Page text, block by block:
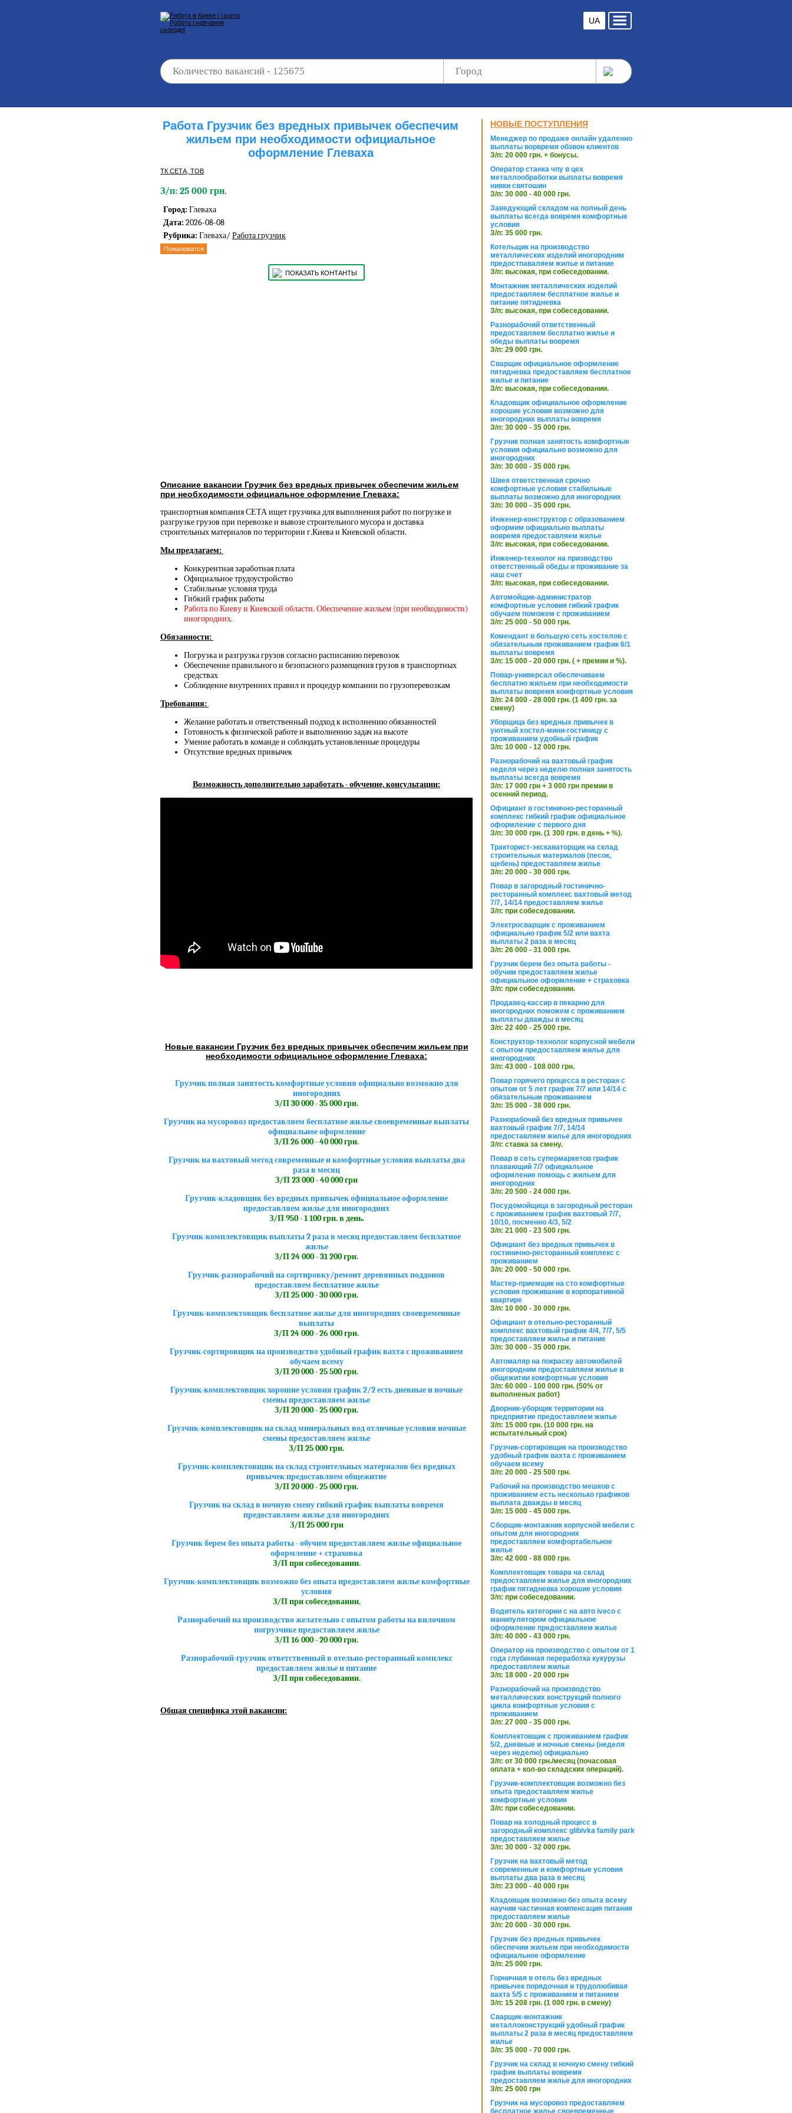
UA
Работа Грузчик без вредных привычек обеспечим
жильем при необходимости официальное
оформление Глеваха
ТК СЕТА, ТОВ
З/п: 25 000 грн.
Город: Глеваха
Дата: 2026-08-08
Рубрика: Глеваха/ Работа грузчик
Пожаловатся
ПОКАЗАТЬ КОНТАНТЫ
Описание вакансии Грузчик без вредных привычек обеспечим жильем
при необходимости официальное оформление Глеваха:
транспортная компания СЕТА ищет грузчика для выполнения работ по погрузке и
разгрузке грузов при перевозке и вывозе строительного мусора и доставка
строительных материалов по территории г.Киева и Киевской области.
Мы предлагаем:
Конкурентная заработная плата
Официальное трудоустройство
Стабильные условия труда
Гибкий график работы
Работа по Киеву и Киевской области. Обеспечение жильем (при необходимости)
иногородних.
Обязанности:
Погрузка и разгрузка грузов согласно расписанию перевозок
Обеспечение правильного и безопасного размещения грузов в транспортных
средствах
Соблюдение внутренних правил и процедур компании по грузоперевозкам
Требования:
Желание работать и ответственный подход к исполнению обязанностей
Готовность к физической работе и выполнению задач на высоте
Умение работать в команде и соблюдать установленные процедуры
Отсутствие вредных привычек
Возможность дополнительно заработать - обучение, консультации:
Новые вакансии Грузчик без вредных привычек обеспечим жильем при
необходимости официальное оформление Глеваха:
Грузчик полная занятость комфортные условия официально возможно для
иногородних
З/П 30 000 - 35 000 грн.
Грузчик на мусоровоз предоставляем бесплатное жилье своевременные выплаты
официальное оформление
З/П 26 000 - 40 000 грн.
Грузчик на вахтовый метод современные и комфортные условия выплаты два
раза в месяц
З/П 23 000 - 40 000 грн
Грузчик-кладовщик без вредных привычек официальное оформление
предоставляем жилье для иногородних
З/П 950 - 1 100 грн. в день.
Грузчик-комплектовщик выплаты 2 раза в месяц предоставляем бесплатное
жилье
З/П 24 000 - 31 200 грн.
Грузчик-разнорабочий на сортировку/ремонт деревянных поддонов
предоставляем бесплатное жилье
З/П 25 000 - 30 000 грн.
Грузчик-комплектовщик бесплатное жилье для иногородних своевременные
выплаты
З/П 24 000 - 26 000 грн.
Грузчик-сортировщик на производство удобный график вахта с проживанием
обучаем всему
З/П 20 000 - 25 500 грн.
Грузчик-комплектовщик хорошие условия график 2/2 есть дневные и ночные
смены предоставляем жилье
З/П 20 000 - 25 000 грн.
Грузчик-комплектовщик на склад минеральных вод отличные условия ночные
смены предоставляем жилье
З/П 25 000 грн.
Грузчик-комплектовщик на склад строительных материалов без вредных
привычек предоставляем общежитие
З/П 20 000 - 25 000 грн.
Грузчик на склад в ночную смену гибкий график выплаты вовремя
предоставляем жилье для иногородних
З/П 25 000 грн
Грузчик берем без опыта работы - обучим предоставляем жилье официальное
оформление + страховка
З/П при собеседовании.
Грузчик-комплектовщик возможно без опыта предоставляем жилье комфортные
условия
З/П при собеседовании.
Разнорабочий на производство желательно с опытом работы на вилочном
погрузчике предоставляем жилье
З/П 16 000 - 20 000 грн.
Разнорабочий-грузчик ответственный в отельно-ресторанный комплекс
предоставляем жилье и питание
З/П при собеседовании.
Общая специфика этой вакансии:
НОВЫЕ ПОСТУПЛЕНИЯ
Менеджер по продаже онлайн удаленно
выплаты ворвремя обзвон клиентов
З/п: 20 000 грн. + бонусы.
Оператор станка чпу в цех
металлообработки выплаты вовремя
нивки святошин
З/п: 30 000 - 40 000 грн.
Заведующий складом на полный день
выплаты всегда вовремя комфортные
условия
З/п: 35 000 грн.
Котельщик на производство
металлических изделий иногородним
предостпаваляем жилье и питание
З/п: высокая, при собеседовании.
Монтажник металлических изделий
предоставляем бесплатное жилье и
питание пятидневка
З/п: высокая, при собеседовании.
Разнорабочий ответственный
предоставляем бесплатно жилье и
обеды выплаты вовремя
З/п: 29 000 грн.
Сварщик официальное оформление
пятидневка предоставляем бесплатное
жилье и питание
З/п: высокая, при собеседовании.
Кладовщик официальное оформление
хорошие условия возможно для
иногородних выплаты вовремя
З/п: 30 000 - 35 000 грн.
Грузчик полная занятость комфортные
условия официально возможно для
иногородних
З/п: 30 000 - 35 000 грн.
Швея ответственная срочно
комфортные условия стабильные
выплаты возможно для иногородних
З/п: 30 000 - 35 000 грн.
Инженер-конструктор с образованием
оформим официально выплаты
вовремя предоставляем жилье
З/п: высокая, при собеседовании.
Инженер-технолог на призводство
ответственный обеды и проживание за
наш счет
З/п: высокая, при собеседовании.
Автомойщик-администратор
комфортные условия гибкий график
обучаем поможем с проживанием
З/п: 25 000 - 50 000 грн.
Комендант в большую сеть хостелов с
обязательным проживанием график 6/1
выплаты вовремя
З/п: 15 000 - 20 000 грн. ( + премии и %).
Повар-универсал обеспечиваем
бесплатно жильем при необходимости
выплаты вовремя комфортные условия
З/п: 24 000 - 28 000 грн. (1 400 грн. за
смену)
Уборщица без вредных привычек в
уютный хостел-мини-гостиницу с
проживанием удобный график
З/п: 10 000 - 12 000 грн.
Разнорабочий на вахтовый график
неделя через неделю полная занятость
выплаты всегда вовремя
З/п: 17 000 грн + 3 000 грн премии в
осенний период.
Официант в гостинично-ресторанный
комплекс гибкий график официальное
оформление с первого дня
З/п: 30 000 грн. (1 300 грн. в день + %).
Тракторист-экскаваторщик на склад
строительных материалов (песок,
щебень) предоставляем жилье
З/п: 20 000 - 30 000 грн.
Повар в загородный гостинично-
ресторанный комплекс вахтовый метод
7/7, 14/14 предоставляем жилье
З/п: при собеседовании.
Электросварщик с проживанием
официально график 5/2 или вахта
выплаты 2 раза в месяц
З/п: 26 000 - 31 000 грн.
Грузчик берем без опыта работы -
обучим предоставляем жилье
официальное оформление + страховка
З/п: при собеседовании.
Продавец-кассир в пекарню для
иногородних поможем с проживанием
выплаты дважды в месяц
З/п: 22 400 - 25 000 грн.
Конструктор-технолог корпусной мебели
с опытом предоставляем жилье для
иногородних
З/п: 43 000 - 108 000 грн.
Повар горячего процесса в ресторан с
опытом от 5 лет график 7/7 или 14/14 с
обязательным проживанием
З/п: 35 000 - 38 000 грн.
Разнорабочий без вредных привычек
вахтовый график 7/7, 14/14
предоставляем жилье для иногородних
З/п: ставка за смену.
Повар в сеть супермаркетов график
плавающий 7/7 официальное
оформление помощь с жильем для
иногородних
З/п: 20 500 - 24 000 грн.
Посудомойщица в загородный ресторан
с проживанием график вахтовый 7/7,
10/10, посменно 4/3, 5/2
З/п: 21 000 - 23 500 грн.
Официант без вредных привычек в
гостинично-ресторанный комплекс с
проживанием
З/п: 20 000 - 50 000 грн.
Мастер-приемщик на сто комфортные
условия проживание в корпоративной
квартире
З/п: 10 000 - 30 000 грн.
Официант в отельно-ресторанный
комплекс вахтовый график 4/4, 7/7, 5/5
предоставляем жилье и питание
З/п: 30 000 - 35 000 грн.
Автомаляр на покраску автомобилей
иногородним предоставляем жилье в
общежитии комфортные условия
З/п: 60 000 - 100 000 грн. (50% от
выполненых работ)
Дворник-уборщик территории на
предприятие предоставляем жилье
З/п: 15 000 грн. (10 000 грн. на
испытательный срок)
Грузчик-сортировщик на производство
удобный график вахта с проживанием
обучаем всему
З/п: 20 000 - 25 500 грн.
Рабочий на производство мешков с
проживанием есть несколько графиков
выплата дважды в месяц
З/п: 15 000 - 45 000 грн.
Сборщик-монтажник корпусной мебели с
опытом для иногородних
предоставляем комфортабельное
жилье
З/п: 42 000 - 88 000 грн.
Комплектовщик товара на склад
предоставляем жилье для иногородних
график пятидневка хорошие условия
З/п: при собеседовании.
Водитель категории с на авто iveco с
манипулятором официальное
оформление предоставляем жилье
З/п: 40 000 - 43 000 грн.
Оператор на производство с опытом от 1
года глубинная переработка кукурузы
предоставляем жилье
З/п: 18 000 - 20 000 грн
Разнорабочий на производство
металлических конструкций полного
цикла комфортные условия с
проживанием
З/п: 27 000 - 35 000 грн.
Комплектовщик с проживанием график
5/2, дневные и ночные смены (неделя
через неделю) официально
З/п: от 30 000 грн./месяц (почасовая
оплата + кол-во складских операций).
Грузчик-комплектовщик возможно без
опыта предоставляем жилье
комфортные условия
З/п: при собеседовании.
Повар на холодный процесс в
загородный комплекс glibivka family park
предоставляем жилье
З/п: 30 000 - 32 000 грн.
Грузчик на вахтовый метод
современные и комфортные условия
выплаты два раза в месяц
З/п: 23 000 - 40 000 грн
Кладовщик возможно без опыта всему
научим частичная компенсация питания
предоставляем жилье
З/п: 20 000 - 30 000 грн.
Грузчик без вредных привычек
обеспечим жильем при необходимости
официальное оформление
З/п: 25 000 грн.
Горничная в отель без вредных
привычек порядочная и трудолюбивая
вахта 5/5 с проживанием и питанием
З/п: 15 208 грн. (1 000 грн. в смену)
Сварщик-монтажник
металлоконструкций удобный график
выплаты 2 раза в месяц предоставляем
жилье
З/п: 35 000 - 70 000 грн.
Грузчик на склад в ночную смену гибкий
график выплаты вовремя
предоставляем жилье для иногородних
З/п: 25 000 грн
Грузчик на мусоровоз предоставляем
бесплатное жилье своевременные